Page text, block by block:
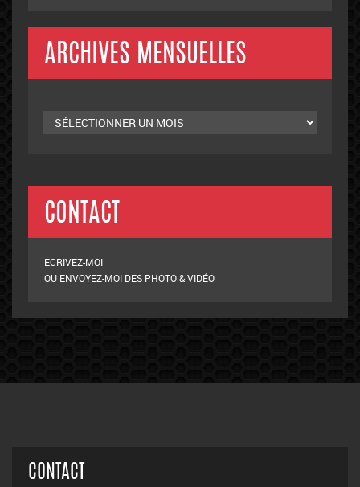
ARCHIVES MENSUELLES
CONTACT
ECRIVEZ-MOI
OU ENVOYEZ-MOI DES PHOTO & VIDÉO
CONTACT